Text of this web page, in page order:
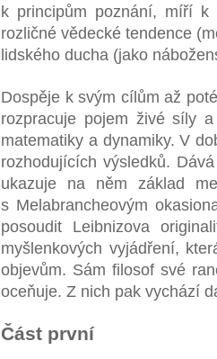
k principům poznání, míří k
rozličné vědecké tendence
lidského ducha (jako
Dospěje k svým cílům až
rozpracuje pojem živé síly
matematiky a dynamiky. V
rozhodujících výsledků.
ukazuje na něm základ
s Melabrancheovým
posoudit Leibnizova
myšlenkových vyjádření,
objevům. Sám filosof své
oceňuje. Z nich pak vychází
Část první